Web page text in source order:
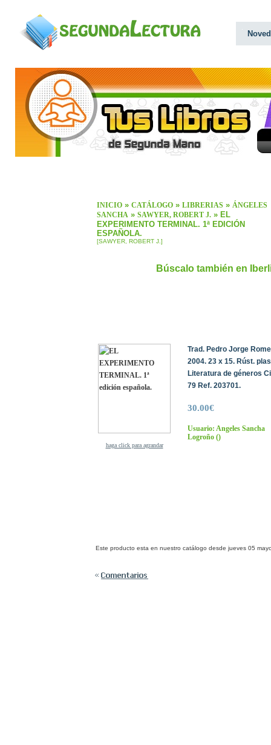
INICIO » CATÁLOGO » LIBRERIAS » ÁNGELES
SANCHA » SAWYER, ROBERT J. » EL
EXPERIMENTO TERMINAL. 1ª EDICIÓN
ESPAÑOLA.
[SAWYER, ROBERT J.]
Búscalo también en
haga click para agrandar
Trad. Pedro Jorge
2004. 23 x 15. Rúst.
Literatura de géneros
79 Ref. 203701.
30.00€
Usuario: Angeles Sancha
Logroño ()
Este producto esta en nuestro catálogo desde jueves 05